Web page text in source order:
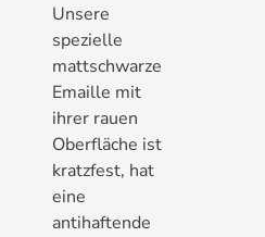
Unsere
spezielle
mattschwarze
Emaille mit
ihrer rauen
Oberfläche ist
kratzfest, hat
eine
antihaftende